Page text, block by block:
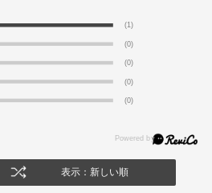
(1)
(0)
(0)
(0)
(0)
表示：新しい順